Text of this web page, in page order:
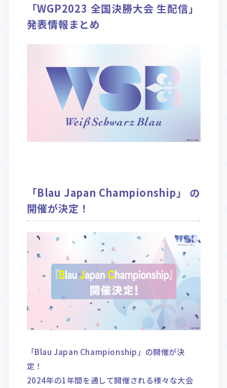
Event
イベント
Card List
ルール/Q&A デッキレシピ
「WGP2023 全国決勝大会 生配信」
発表情報まとめ
「Blau Japan Championship」 の
開催が決定！
「Blau Japan Championship」の開催が決
定！
2024年の1年間を通して開催される様々な大会